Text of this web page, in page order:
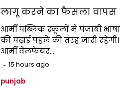
लागू करने का फैसला वापस
आर्मी पब्लिक स्कूलों में पंजाबी भाषा
की पढ़ाई पहले की तरह जारी रहेगी।
आर्मी वेलफेयर…
15 hours ago
punjab